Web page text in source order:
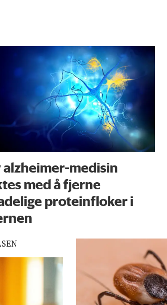
alzheimer-medisin
med å fjerne
proteinfloker i